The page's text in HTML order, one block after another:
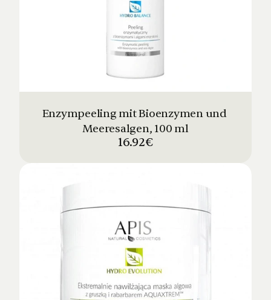
Enzympeeling mit Bioenzymen und
Meeresalgen, 100 ml
16.92€